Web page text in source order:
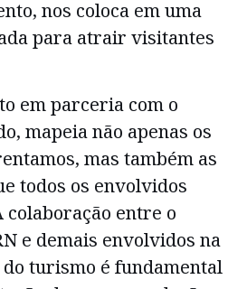
nos coloca em uma
para atrair visitantes
em parceria com o
mapeia não apenas os
mas também as
todos os envolvidos
colaboração entre o
e demais envolvidos na
turismo é fundamental